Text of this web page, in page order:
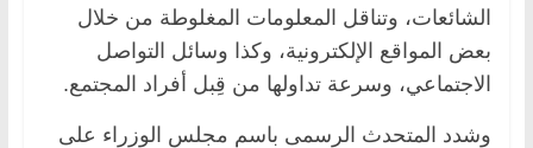
الشائعات، وتناقل المعلومات المغلوطة من خلال
بعض المواقع الإلكترونية، وكذا وسائل التواصل
الاجتماعي، وسرعة تداولها من قِبل أفراد المجتمع.
وشدد المتحدث الرسمى باسم مجلس الوزراء على